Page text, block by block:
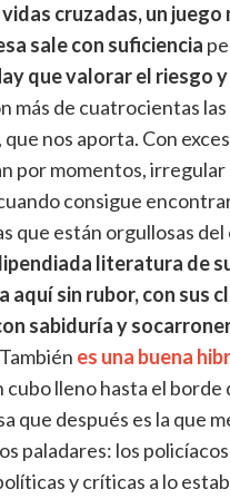
cruzadas, un
sale con suficiencia
que valorar el riesgo
más de cuatrocientas
nos aporta. Con
por momentos,
consigue
que están orgullosas
literatura de
aquí sin rubor, con sus
sabiduría y
es una buena
cubo lleno hasta el borde
que después es la que
paladares: los
y críticas a lo